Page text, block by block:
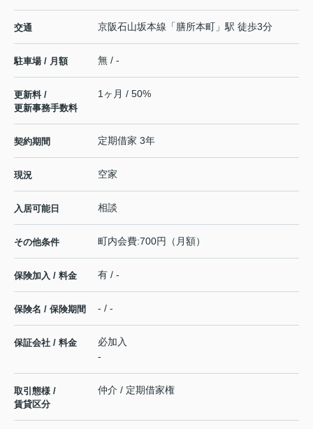
交通 京阪石山坂本線 「膳所本町 」駅 徒歩3分
駐車場 / 月額 無 / -
更新料 /
更新事務手数料
1ヶ月 / 50%
契約期間 定期借家 3年
現況 空家
入居可能日 相談
その他条件 町内会費:700円（月額）
保険加入 / 料金 有 / -
保険名 / 保険期間 - / -
保証会社 / 料金
必加入
-
取引態様 /
賃貸区分
仲介 / 定期借家権